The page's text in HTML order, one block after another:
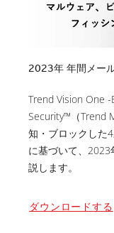
2023年 年間メー
Trend Vision One
Security™（Trend
知・ブロックした
に基づいて、
説します。
ダウンロードする